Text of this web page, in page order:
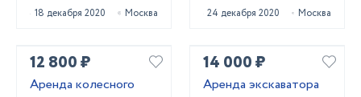
18 декабря 2020 Москва 24 декабря 2020 Москва
12 800 ₽
Аренда колесного
14 000 ₽
Аренда экскаватора